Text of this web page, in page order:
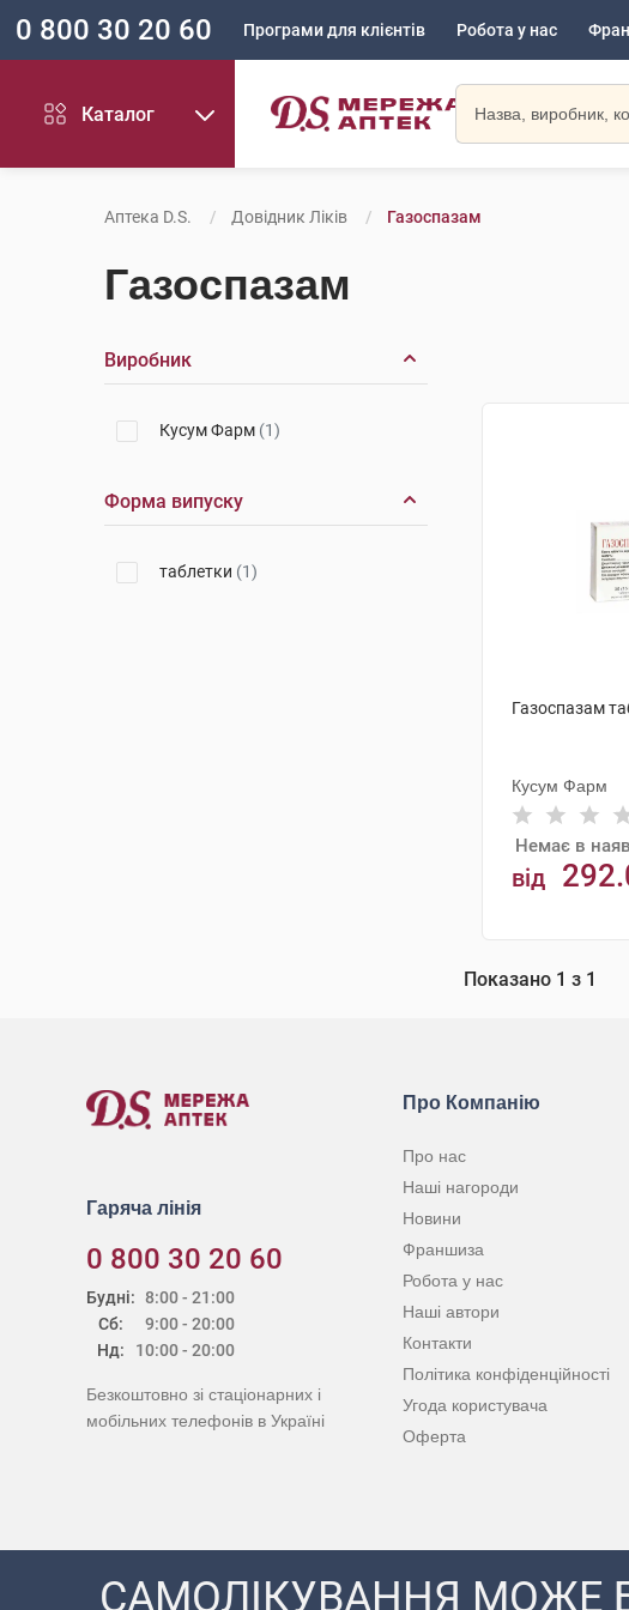
0 800 30 20 60 Програми для клієнтів Робота у нас
Каталог
Аптека D.S. Довідник Ліків Газоспазам
Газоспазам
Виробник
Кусум Фарм (1)
Форма випуску
таблетки (1)
Газоспазам
Кусум Фарм
Немає в
від
Показано 1 з 1
Гаряча лінія
0 800 30 20 60
Будні:
Сб:
Нд:
8:00 - 21:00
9:00 - 20:00
10:00 - 20:00
Безкоштовно зі стаціонарних і
мобільних телефонів в Україні
Про Компанію
Про нас
Наші нагороди
Новини
Франшиза
Робота у нас
Наші автори
Контакти
Політика конфіденційності
Угода користувача
Оферта
САМОЛІКУВАННЯ МОЖЕ